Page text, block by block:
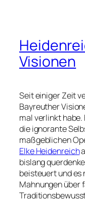
Visionen
Seit einiger Zeit
Bayreuther
mal verlinkt
die ignorante
maßgeblichen
Elke Heidenreich
bislang
beisteuert und
Mahnungen über